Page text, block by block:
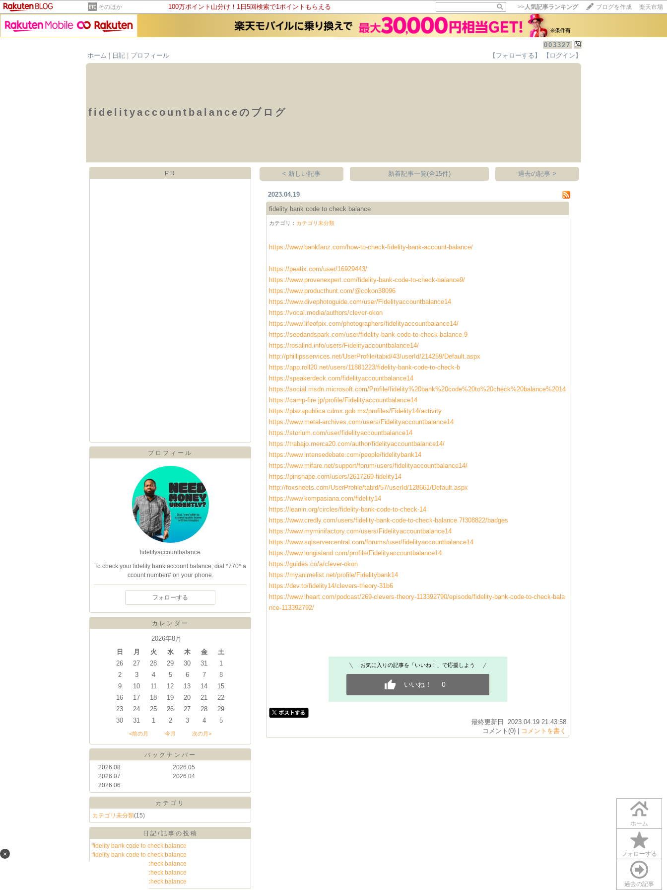
そのほか 100万ポイント山分け！1日5回検索で1ポイントもらえる >>人気記事ランキング ブログを作成 楽天市場
003327
ホーム
日記 プロフィール 【フォローする】 【ログイン】
fidelityaccountbalanceのブログ
ホーム
フォローする
過去の記事
PR
×
プロフィール
fidelityaccountbalance
To check your fidelity bank account balance, dial *770* a
ccount number# on your phone.
フォローする
カレンダー
2026年8月
日
月 火 水 木 金
土
26
27 28 29 30 31
1
2
3 4 5 6 7
8
9
10 11 12 13 14
15
16
17 18 19 20 21
22
23
24 25 26 27 28
29
30
31 1 2 3 4 5
<前の月 今月 次の月>
バックナンバー
2026.08
2026.07
2026.06
2026.05
2026.04
カテゴリ
カテゴリ未分類(15)
日記/記事の投稿
fidelity bank code to check balance
fidelity bank code to check balance
fidelity bank code to check balance
fidelity bank code to check balance
fidelity bank code to check balance
< 新しい記事 新着記事一覧(全15件) 過去の記事 >
2023.04.19
fidelity bank code to check balance
カテゴリ： カテゴリ未分類
https://www.bankfanz.com/how-to-check-fidelity-bank-account-balance/
https://peatix.com/user/16929443/
https://www.provenexpert.com/fidelity-bank-code-to-check-balance9/
https://www.producthunt.com/@cokon38096
https://www.divephotoguide.com/user/Fidelityaccountbalance14
https://vocal.media/authors/clever-okon
https://www.lifeofpix.com/photographers/fidelityaccountbalance14/
https://seedandspark.com/user/fidelity-bank-code-to-check-balance-9
https://rosalind.info/users/Fidelityaccountbalance14/
http://phillipsservices.net/UserProfile/tabid/43/userId/214259/Default.aspx
https://app.roll20.net/users/11881223/fidelity-bank-code-to-check-b
https://speakerdeck.com/fidelityaccountbalance14
https://social.msdn.microsoft.com/Profile/fidelity%20bank%20code%20to%20check%20balance%2014
https://camp-fire.jp/profile/Fidelityaccountbalance14
https://plazapublica.cdmx.gob.mx/profiles/Fidelity14/activity
https://www.metal-archives.com/users/Fidelityaccountbalance14
https://storium.com/user/fidelityaccountbalance14
https://trabajo.merca20.com/author/fidelityaccountbalance14/
https://www.intensedebate.com/people/fidelitybank14
https://www.mifare.net/support/forum/users/fidelityaccountbalance14/
https://pinshape.com/users/2617269-fidelity14
http://foxsheets.com/UserProfile/tabid/57/userId/128661/Default.aspx
https://www.kompasiana.com/fidelity14
https://leanin.org/circles/fidelity-bank-code-to-check-14
https://www.credly.com/users/fidelity-bank-code-to-check-balance.7f308822/badges
https://www.myminifactory.com/users/Fidelityaccountbalance14
https://www.sqlservercentral.com/forums/user/fidelityaccountbalance14
https://www.longisland.com/profile/Fidelityaccountbalance14
https://guides.co/a/clever-okon
https://myanimelist.net/profile/Fidelitybank14
https://dev.to/fidelity14/clevers-theory-31b6
https://www.iheart.com/podcast/269-clevers-theory-113392790/episode/fidelity-bank-code-to-check-bala
nce-113392792/
お気に入りの記事を「いいね！」で応援しよう
いいね！ 0
最終更新日 2023.04.19 21:43:58
コメント(0) |
コメントを書く